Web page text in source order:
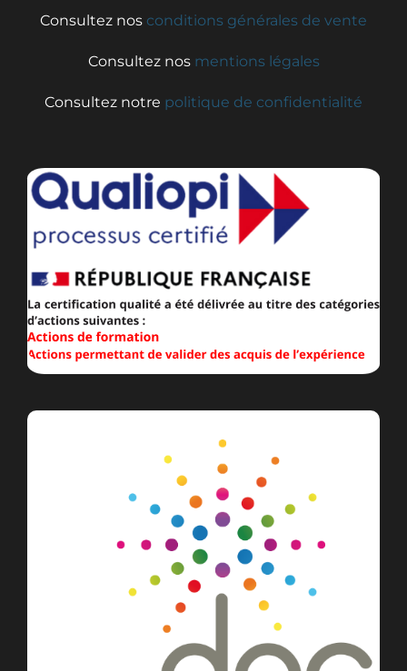
Consultez nos conditions générales de vente
Consultez nos mentions légales
Consultez notre politique de confidentialité